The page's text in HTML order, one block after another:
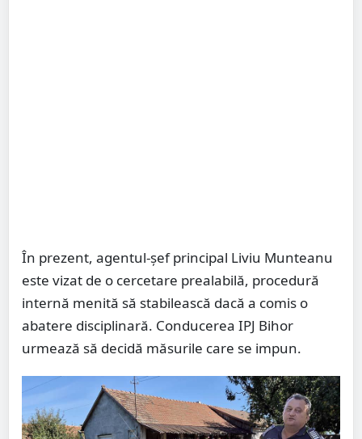
În prezent, agentul-șef principal Liviu Munteanu
este vizat de o cercetare prealabilă, procedură
internă menită să stabilească dacă a comis o
abatere disciplinară. Conducerea IPJ Bihor
urmează să decidă măsurile care se impun.